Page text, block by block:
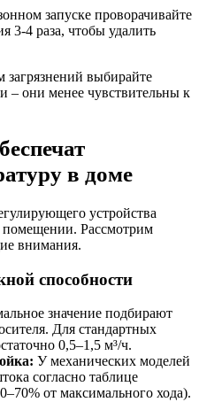
запуске проворачивайте
3-4 раза, чтобы удалить
загрязнений выбирайте
– они менее чувствительны к
в доме
устройства
Рассмотрим
внимания.
способности
значение подбирают
Для стандартных
0,5–1,5 м³/ч.
У механических моделей
согласно таблице
от максимального хода).